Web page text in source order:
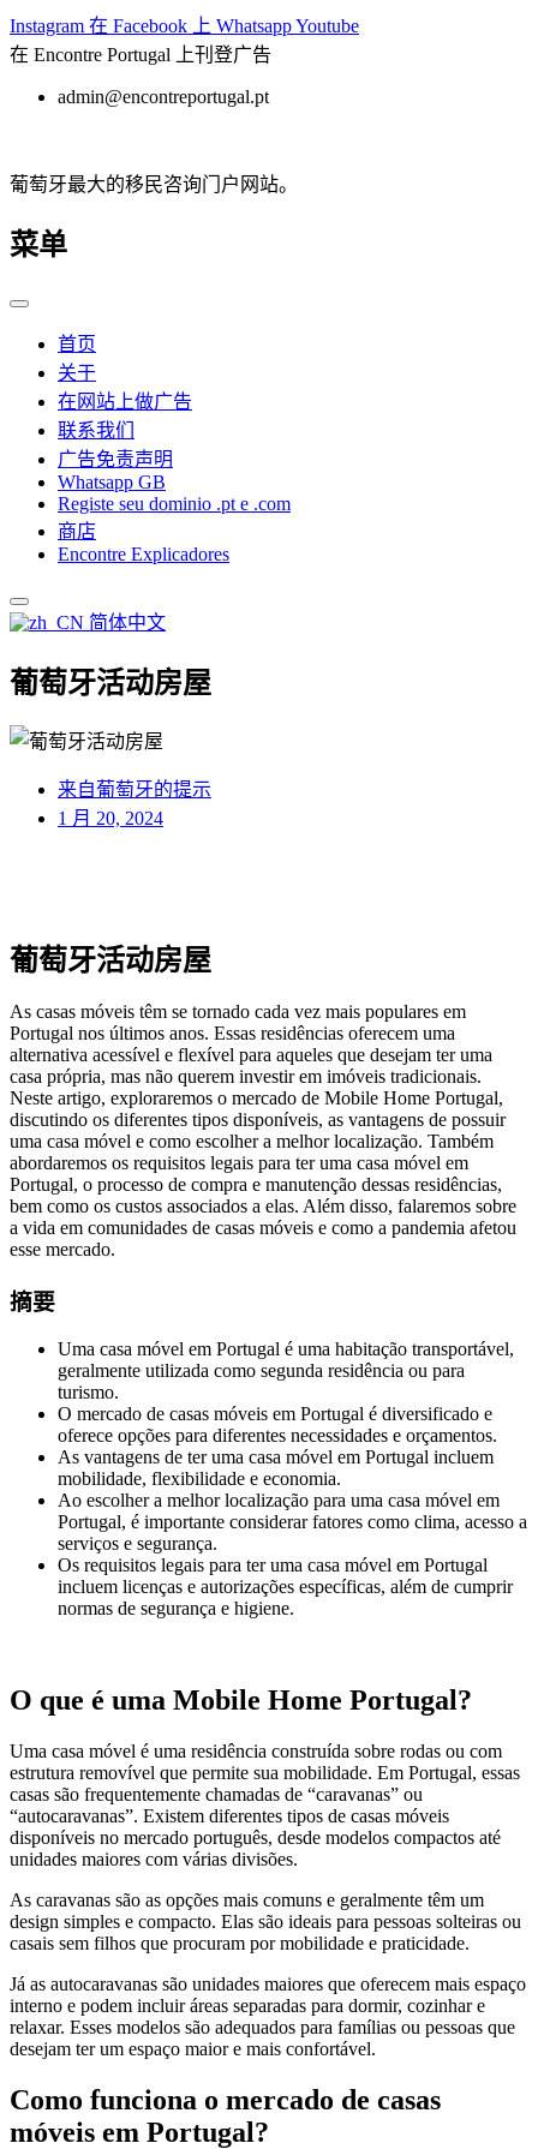
跳
至
Instagram 在 Facebook 上 WhatsappYoutube
在 Encontre Portugal 上刊登广告
admin@encontreportugal.pt
葡萄牙最大的移民咨询门户网站。
菜单
首页
关于
在网站上做广告
联系我们
广告免责声明
Whatsapp GB
Registe seu dominio .pt e .com
商店
Encontre Explicadores
简体中文
葡萄牙活动房屋
来自葡萄牙的提示
1 月 20, 2024
葡萄牙活动房屋
As casas móveis têm se tornado cada vez mais populares em
Portugal nos últimos anos. Essas residências oferecem uma
alternativa acessível e flexível para aqueles que desejam ter uma
casa própria, mas não querem investir em imóveis tradicionais.
Neste artigo, exploraremos o mercado de Mobile Home Portugal,
discutindo os diferentes tipos disponíveis, as vantagens de possuir
uma casa móvel e como escolher a melhor localização. Também
abordaremos os requisitos legais para ter uma casa móvel em
Portugal, o processo de compra e manutenção dessas residências,
bem como os custos associados a elas. Além disso, falaremos sobre
a vida em comunidades de casas móveis e como a pandemia afetou
esse mercado.
摘要
Uma casa móvel em Portugal é uma habitação transportável,
geralmente utilizada como segunda residência ou para
turismo.
O mercado de casas móveis em Portugal é diversificado e
oferece opções para diferentes necessidades e orçamentos.
As vantagens de ter uma casa móvel em Portugal incluem
mobilidade, flexibilidade e economia.
Ao escolher a melhor localização para uma casa móvel em
Portugal, é importante considerar fatores como clima, acesso a
serviços e segurança.
Os requisitos legais para ter uma casa móvel em Portugal
incluem licenças e autorizações específicas, além de cumprir
normas de segurança e higiene.
O que é uma Mobile Home Portugal?
Uma casa móvel é uma residência construída sobre rodas ou com
estrutura removível que permite sua mobilidade. Em Portugal, essas
casas são frequentemente chamadas de “caravanas” ou
“autocaravanas”. Existem diferentes tipos de casas móveis
disponíveis no mercado português, desde modelos compactos até
unidades maiores com várias divisões.
As caravanas são as opções mais comuns e geralmente têm um
design simples e compacto. Elas são ideais para pessoas solteiras ou
casais sem filhos que procuram por mobilidade e praticidade.
Já as autocaravanas são unidades maiores que oferecem mais espaço
interno e podem incluir áreas separadas para dormir, cozinhar e
relaxar. Esses modelos são adequados para famílias ou pessoas que
desejam ter um espaço maior e mais confortável.
Como funciona o mercado de casas
móveis em Portugal?